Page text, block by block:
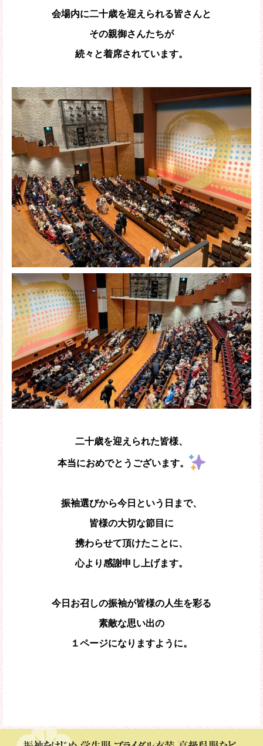
会場内に二十歳を迎えられる皆さんと
その親御さんたちが
続々と着席されています。
二十歳を迎えられた皆様、
本当におめでとうございます。
振袖選びから今日という日まで、
皆様の大切な節目に
携わらせて頂けたことに、
心より感謝申し上げます。
今日お召しの振袖が皆様の人生を彩る
素敵な思い出の
１ページになりますように。